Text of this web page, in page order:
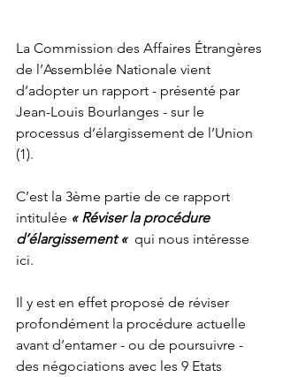
La Commission des Affaires Étrangères
de l’Assemblée Nationale vient
d’adopter un rapport - présenté par
Jean-Louis Bourlanges - sur le
processus d’élargissement de l’Union
(1).
C’est la 3ème partie de ce rapport
intitulée « Réviser la procédure
d’élargissement «
  qui nous intéresse
ici.
Il y est en effet proposé de réviser
profondément la procédure actuelle
avant d’entamer - ou de poursuivre -
des négociations avec les 9 Etats